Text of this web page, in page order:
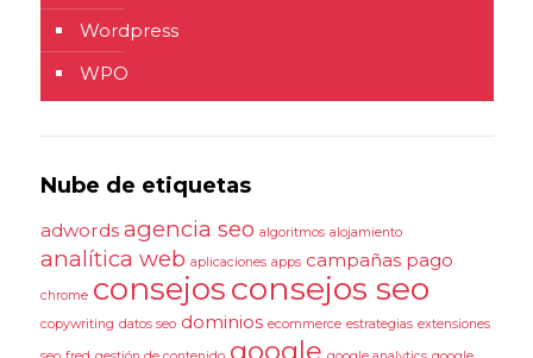
Wordpress
WPO
Nube de etiquetas
adwords agencia seo algoritmos alojamiento
analítica web aplicaciones apps campañas pago
chrome consejosconsejos seo
copywriting datos seo dominios ecommerce estrategias extensiones
google